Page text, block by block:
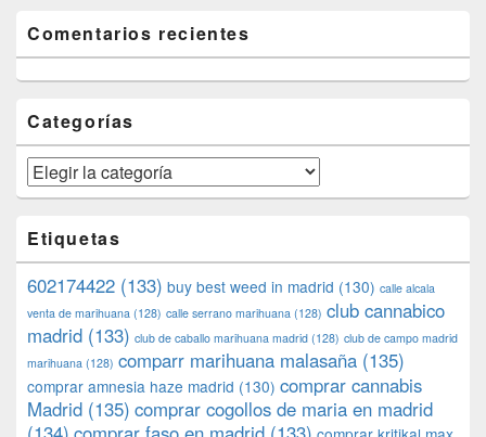
Comentarios recientes
Categorías
Categorías
Etiquetas
602174422 (133) buy best weed in madrid (130) calle alcala
venta de marihuana (128) calle serrano marihuana (128) club cannabico
madrid (133) club de caballo marihuana madrid (128) club de campo madrid
marihuana (128) comparr marihuana malasaña (135)
comprar amnesia haze madrid (130) comprar cannabis
Madrid (135) comprar cogollos de maria en madrid